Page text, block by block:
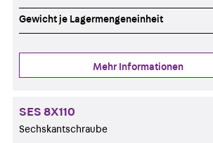
Aktuelles
Events
Gewicht je Lagermengeneinheit
Mehr Informationen
SES 8X110
Sechskantschraube